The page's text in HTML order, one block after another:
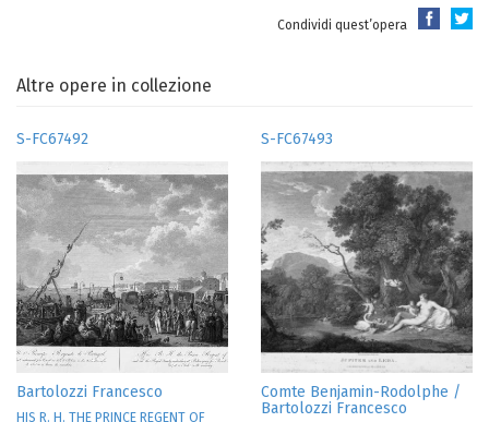
Condividi quest’opera
Altre opere in collezione
S-FC67492
Bartolozzi Francesco
HIS R. H. THE PRINCE REGENT OF
S-FC67493
Comte Benjamin-Rodolphe /
Bartolozzi Francesco